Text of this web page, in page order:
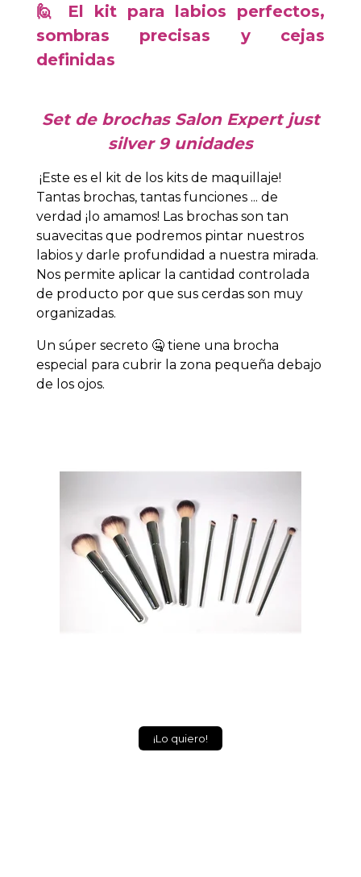
🙋 El kit para labios perfectos,
sombras precisas y cejas
definidas
Set de brochas Salon Expert just
silver 9 unidades
¡Este es el kit de los kits de maquillaje!
Tantas brochas, tantas funciones ... de
verdad ¡lo amamos! Las brochas son tan
suavecitas que podremos pintar nuestros
labios y darle profundidad a nuestra mirada.
Nos permite aplicar la cantidad controlada
de producto por que sus cerdas son muy
organizadas.
Un súper secreto 🤐 tiene una brocha
especial para cubrir la zona pequeña debajo
de los ojos.
¡Lo quiero!